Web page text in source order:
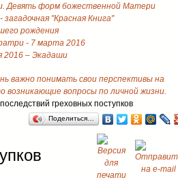
Девять форм божественной Матери
"Красная Книга"
рождения
- 7 марта 2016
2016 – Экадаши
важно понимать свои перспективы на
вопросы по личной жизни.
греховных поступков
Поделиться…